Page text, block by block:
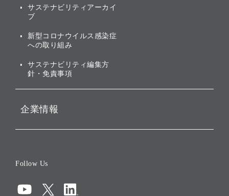
株主・投資家情報（IR）に
ガバナンス
投資先のサステナビリティ
サステナビリティアーカイ
ブ
新型コロナウイルス感染症
への取り組み
サステナビリティ編集方
針・免責事項
企業情報
コンプライアンス
Follow Us